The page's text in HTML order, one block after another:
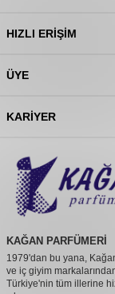
HIZLI ERIŞIM
ÜYE
KARIYER
KAĞAN PARFÜMERİ
1979'dan bu yana,
ve iç giyim
Türkiye'nin tüm illerine